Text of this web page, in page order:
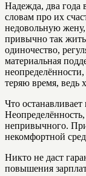
Надежда, два года
словам про их
недовольную
привычно так
одиночество,
материальная
теряю время, ведь
Что
непривычного.
некомфортной
Никто не даст
повышения